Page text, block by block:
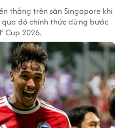
thắng trên sân Singapore khi
qua đó chính thức dừng bước
Cup 2026.